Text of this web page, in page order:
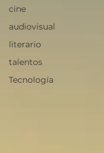
cine
audiovisual
literario
talentos
Tecnología